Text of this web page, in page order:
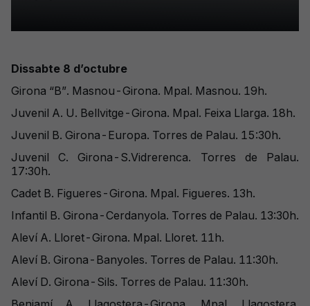
Dissabte 8 d’octubre
Girona “B”. Masnou-Girona. Mpal. Masnou. 19h.
Juvenil A. U. Bellvitge-Girona. Mpal. Feixa Llarga. 18h.
Juvenil B. Girona-Europa. Torres de Palau. 15:30h.
Juvenil C. Girona-S.Vidrerenca. Torres de Palau.
17:30h.
Cadet B. Figueres-Girona. Mpal. Figueres. 13h.
Infantil B. Girona-Cerdanyola. Torres de Palau. 13:30h.
Aleví A. Lloret-Girona. Mpal. Lloret. 11h.
Aleví B. Girona-Banyoles. Torres de Palau. 11:30h.
Aleví D. Girona-Sils. Torres de Palau. 11:30h.